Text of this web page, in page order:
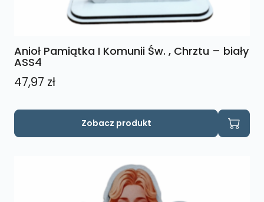
Anioł Pamiątka I Komunii Św. , Chrztu – biały
ASS4
47,97 zł
Zobacz produkt